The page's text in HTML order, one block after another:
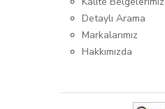
Detaylı Arama
Markalarımız
Hakkımızda